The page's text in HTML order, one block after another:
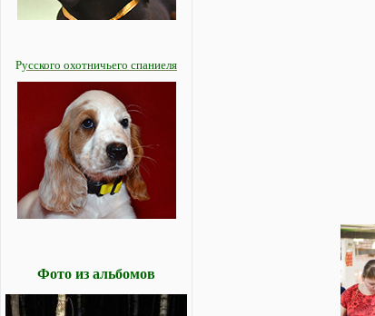
Русского охотничьего спаниеля
Фото из альбомов